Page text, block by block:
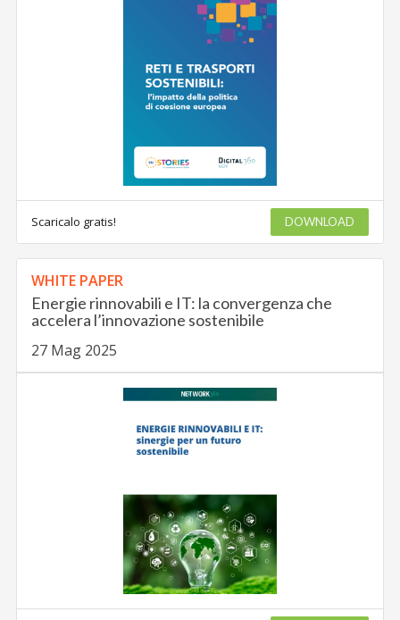
Scaricalo gratis! DOWNLOAD
WHITE PAPER
Energie rinnovabili e IT: la convergenza che
accelera l’innovazione sostenibile
27 Mag 2025